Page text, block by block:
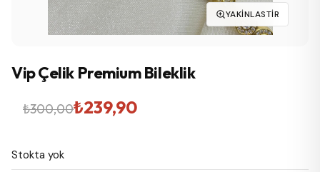
YAKINLASTIR
Vip Çelik Premium Bileklik
₺300,00
Orijinal
₺300,00.
₺239,90
Şu
fiyat:
Stokta yok